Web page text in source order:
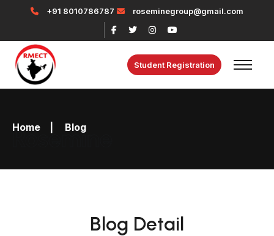
+91 8010786787 roseminegroup@gmail.com
Student Registration
Rosemine
Home Blog
Blog Detail